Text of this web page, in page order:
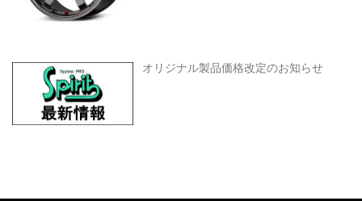
オリジナル製品価格改定のお知らせ